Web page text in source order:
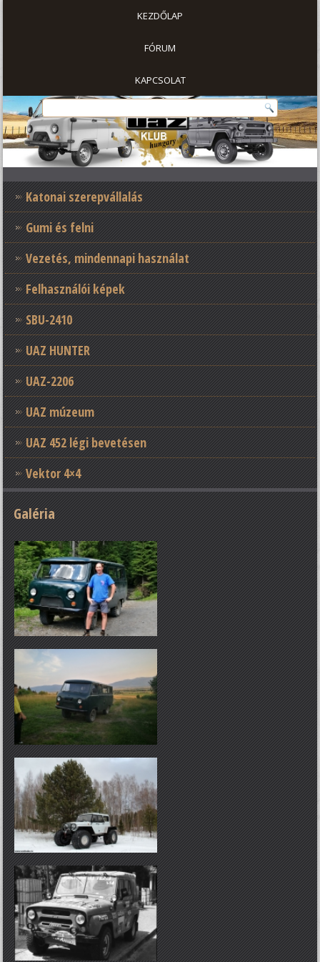
KEZDŐLAP
FÓRUM
KAPCSOLAT
Katonai szerepvállalás
Gumi és felni
Vezetés, mindennapi használat
Felhasználói képek
SBU-2410
UAZ HUNTER
UAZ-2206
UAZ múzeum
UAZ 452 légi bevetésen
Vektor 4×4
Galéria